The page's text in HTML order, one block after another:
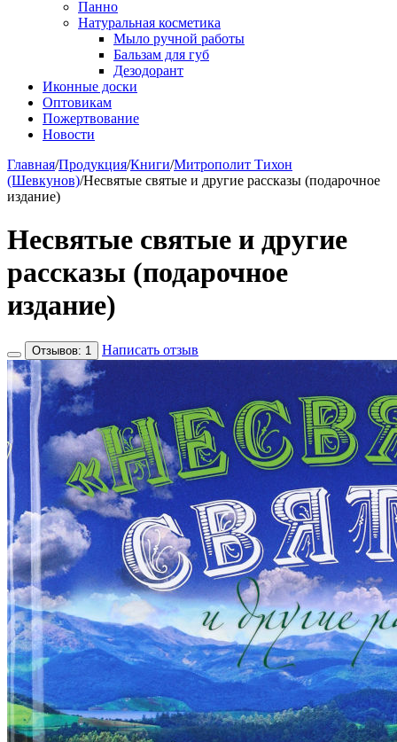
Панно
Натуральная косметика
Мыло ручной работы
Бальзам для губ
Дезодорант
Иконные доски
Оптовикам
Пожертвование
Новости
Главная/Продукция/Книги/Митрополит Тихон
(Шевкунов)/Несвятые святые и другие рассказы (подарочное
издание)
Несвятые святые и другие
рассказы (подарочное
издание)
Отзывов: 1 Написать отзыв